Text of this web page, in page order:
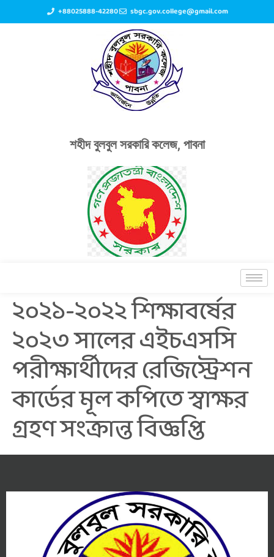
+88025888-42280 sbgc.gov.college@gmail.com
শহীদ বুলবুল সরকারি কলেজ, পাবনা
২০২১-২০২২ শিক্ষাবর্ষের
২০২৩ সালের এইচএসসি
পরীক্ষার্থীদের রেজিস্ট্রেশন
কার্ডের মূল কপিতে স্বাক্ষর
গ্রহণ সংক্রান্ত বিজ্ঞপ্তি